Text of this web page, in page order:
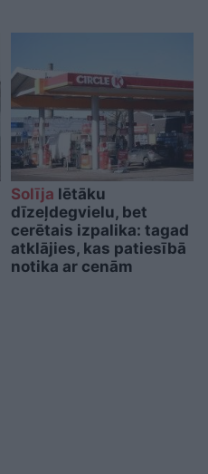
Solīja lētāku
dīzeļdegvielu, bet
cerētais izpalika: tagad
atklājies, kas patiesībā
notika ar cenām